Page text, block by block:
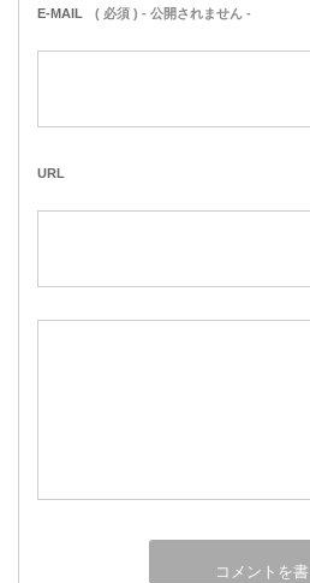
E-MAIL ( 必須 ) - 公開されません -
URL